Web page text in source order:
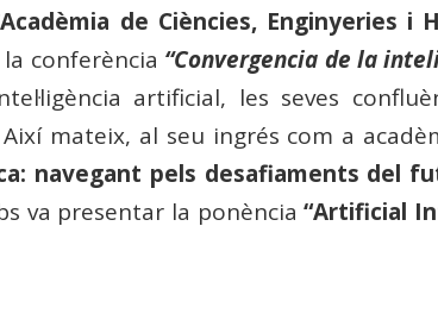
Acadèmia de Ciències, Enginyeries i
conferència “Convergencia de la
artificial, les seves
mateix, al seu ingrés com a
navegant pels desafiaments del
va presentar la ponència“Artificial